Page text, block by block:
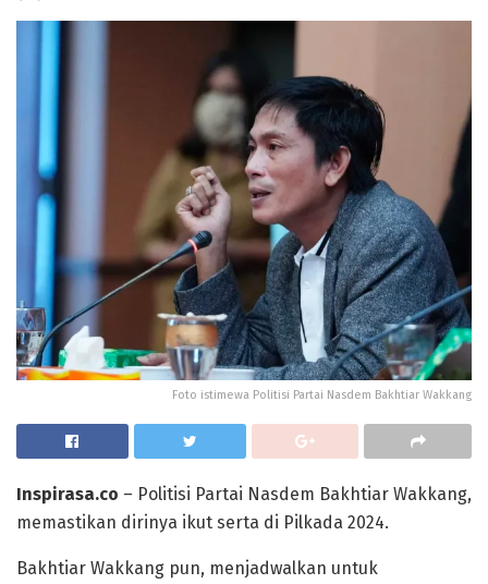
Foto istimewa Politisi Partai Nasdem Bakhtiar Wakkang
Inspirasa.co – Politisi Partai Nasdem Bakhtiar Wakkang,
memastikan dirinya ikut serta di Pilkada 2024.
Bakhtiar Wakkang pun, menjadwalkan untuk